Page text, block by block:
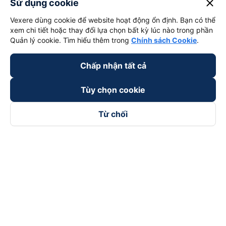
Sử dụng cookie close
Vexere dùng cookie để website hoạt động ổn định. Bạn có thể
xem chi tiết hoặc thay đổi lựa chọn bất kỳ lúc nào trong phần
Quản lý cookie. Tìm hiểu thêm trong Chính sách Cookie.
Chấp nhận tất cả
Tùy chọn cookie
Từ chối